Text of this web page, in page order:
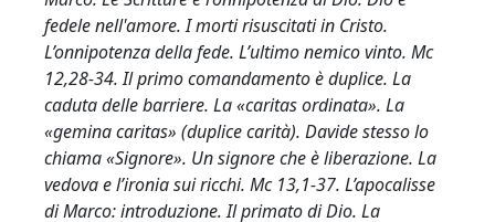
fedele nell'amore. I morti risuscitati in Cristo.
L’onnipotenza della fede. L’ultimo nemico vinto. Mc
12,28-34. Il primo comandamento è duplice. La
caduta delle barriere. La «caritas ordinata». La
«gemina caritas» (duplice carità). Davide stesso lo
chiama «Signore». Un signore che è liberazione. La
vedova e l’ironia sui ricchi. Mc 13,1-37. L’apocalisse
di Marco: introduzione. Il primato di Dio. La